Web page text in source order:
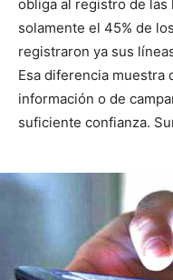
obliga al registro de
solamente el 45% de
registraron ya sus
Esa diferencia muestra
información o de
suficiente confianza.